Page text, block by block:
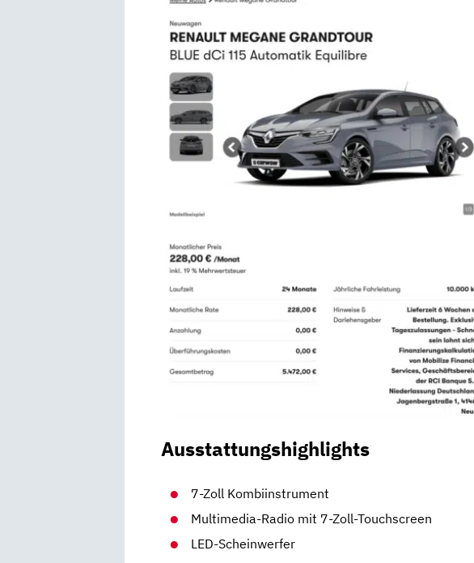
Ausstattungshighlights
7-Zoll Kombiinstrument
Multimedia-Radio mit 7-Zoll-Touchscreen
LED-Scheinwerfer